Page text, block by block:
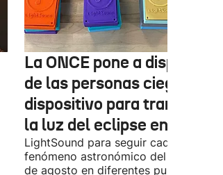
La ONCE pone a
de las personas ciegas un
dispositivo para
la luz del eclipse en
LightSound para seguir cada fase del
fenómeno astronómico del próximo
de agosto en diferentes puntos de